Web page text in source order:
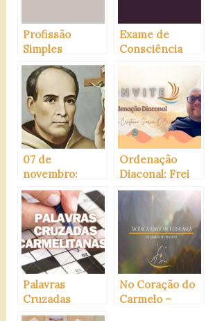
Profissão
Simples
(Zimbábue)
Exame de
Consciência
07 de
novembro:
Beato Francisco
Palau, O.C.D
Ordenação
Diaconal: Frei
Cristiano
Palavras
Cruzadas
Carmelitanas
No Coração do
Carmelo –